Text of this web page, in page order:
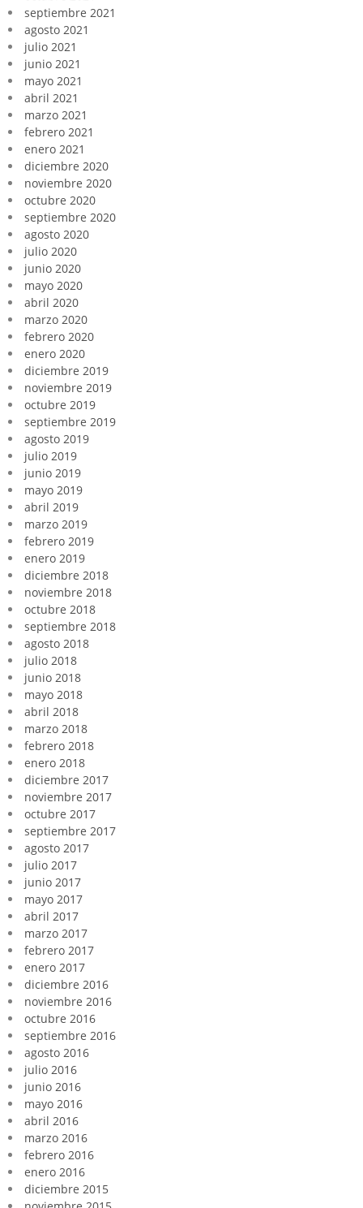
septiembre 2021
agosto 2021
julio 2021
junio 2021
mayo 2021
abril 2021
marzo 2021
febrero 2021
enero 2021
diciembre 2020
noviembre 2020
octubre 2020
septiembre 2020
agosto 2020
julio 2020
junio 2020
mayo 2020
abril 2020
marzo 2020
febrero 2020
enero 2020
diciembre 2019
noviembre 2019
octubre 2019
septiembre 2019
agosto 2019
julio 2019
junio 2019
mayo 2019
abril 2019
marzo 2019
febrero 2019
enero 2019
diciembre 2018
noviembre 2018
octubre 2018
septiembre 2018
agosto 2018
julio 2018
junio 2018
mayo 2018
abril 2018
marzo 2018
febrero 2018
enero 2018
diciembre 2017
noviembre 2017
octubre 2017
septiembre 2017
agosto 2017
julio 2017
junio 2017
mayo 2017
abril 2017
marzo 2017
febrero 2017
enero 2017
diciembre 2016
noviembre 2016
octubre 2016
septiembre 2016
agosto 2016
julio 2016
junio 2016
mayo 2016
abril 2016
marzo 2016
febrero 2016
enero 2016
diciembre 2015